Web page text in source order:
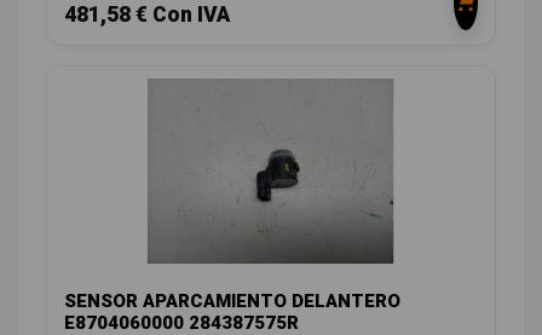
481,58 € Con IVA
SENSOR APARCAMIENTO DELANTERO
E8704060000 284387575R